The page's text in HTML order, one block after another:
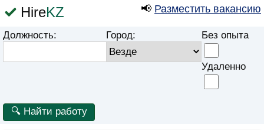
HireKZ 📢 Разместить вакансию
Должность: Город: Без опыта
Удаленно